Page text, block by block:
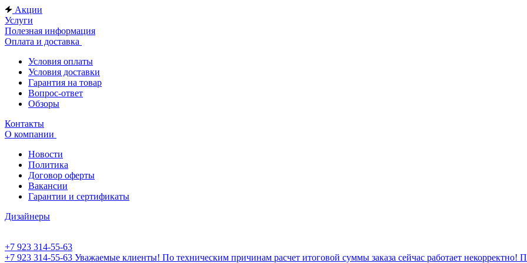
Акции
Услуги
Полезная информация
Оплата и доставка
Условия оплаты
Условия доставки
Гарантия на товар
Вопрос-ответ
Обзоры
Контакты
О компании
Новости
Политика
Договор оферты
Вакансии
Гарантии и сертификаты
Дизайнеры
+7 923 314-55-63
+7 923 314-55-63 Уважаемые клиенты! По техническим причинам расчет итоговой суммы заказа сейчас работает